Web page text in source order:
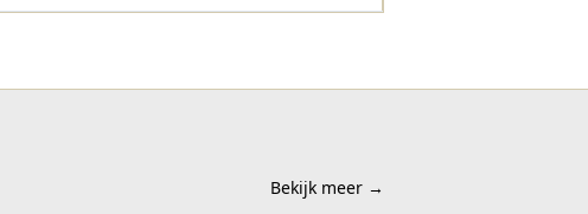
Bekijk meer →